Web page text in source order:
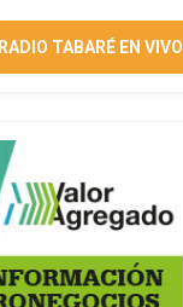
RADIO TABARÉ EN VIVO